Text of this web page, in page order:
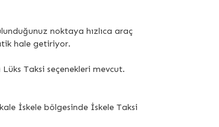
noktaya hızlıca araç
hale getiriyor.
Taksi seçenekleri mevcut.
İskele bölgesinde İskele Taksi